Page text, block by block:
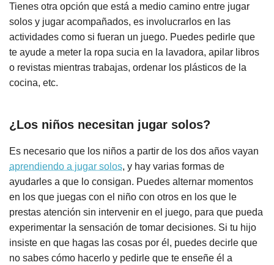
Tienes otra opción que está a medio camino entre jugar
solos y jugar acompañados, es involucrarlos en las
actividades como si fueran un juego. Puedes pedirle que
te ayude a meter la ropa sucia en la lavadora, apilar libros
o revistas mientras trabajas, ordenar los plásticos de la
cocina, etc.
¿Los niños necesitan jugar solos?
Es necesario que los niños a partir de los dos años vayan
aprendiendo a jugar solos, y hay varias formas de
ayudarles a que lo consigan. Puedes alternar momentos
en los que juegas con el niño con otros en los que le
prestas atención sin intervenir en el juego, para que pueda
experimentar la sensación de tomar decisiones. Si tu hijo
insiste en que hagas las cosas por él, puedes decirle que
no sabes cómo hacerlo y pedirle que te enseñe él a